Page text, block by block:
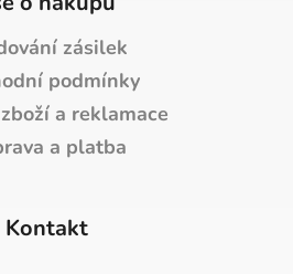
zásilek
podmínky
a reklamace
a platba
Kontakt